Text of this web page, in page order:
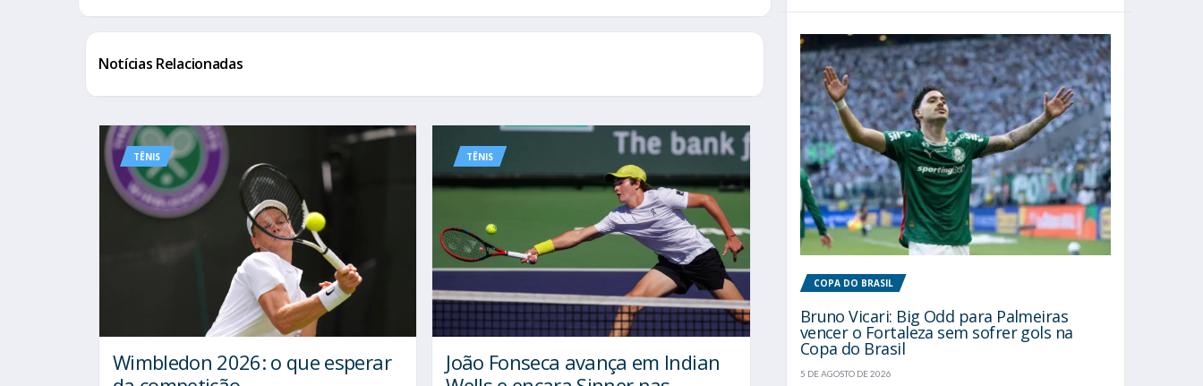
Notícias Relacionadas
TÊNIS
Wimbledon 2026: o que esperar
TÊNIS
João Fonseca avança em Indian
COPA DO BRASIL
Bruno Vicari: Big Odd para Palmeiras
vencer o Fortaleza sem sofrer gols na
Copa do Brasil
5 DE AGOSTO DE 2026